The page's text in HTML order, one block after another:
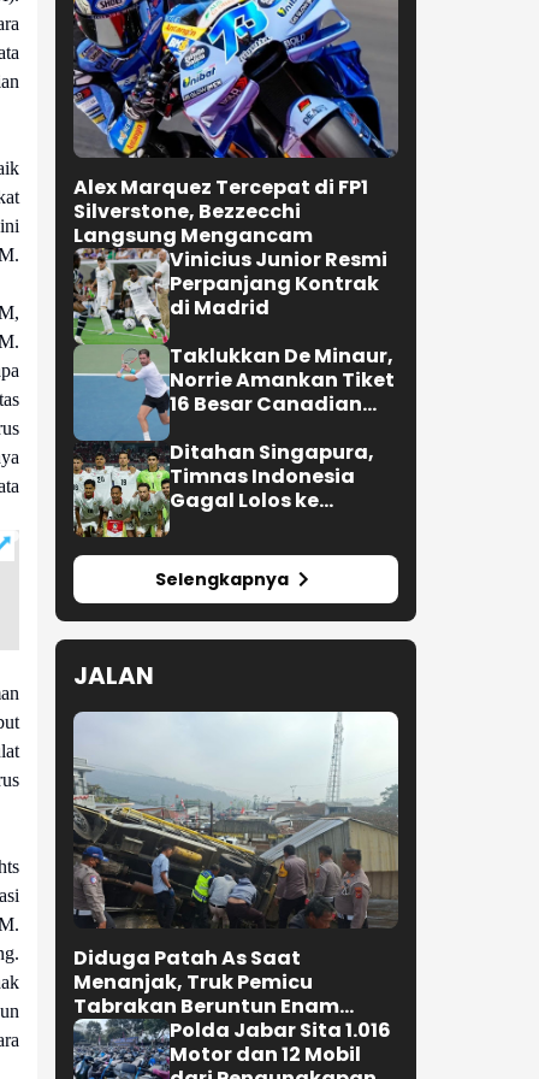
Selengkapnya
OLAHRAGA
Alex Marquez Tercepat di FP1
Silverstone, Bezzecchi
Langsung Mengancam
Vinicius Junior Resmi
Perpanjang Kontrak
di Madrid
Taklukkan De Minaur,
Norrie Amankan Tiket
16 Besar Canadian
Semifinal AFF 2026
Selengkapnya
JALAN